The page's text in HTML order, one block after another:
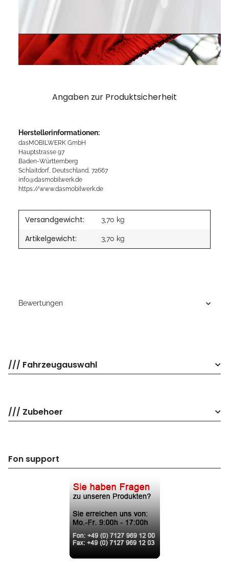
Angaben zur Produktsicherheit
Herstellerinformationen:
dasMOBILWERK GmbH
Hauptstrasse 97
Baden-Württemberg
Schlaitdorf, Deutschland, 72667
info@dasmobilwerk.de
https://www.dasmobilwerk.de
Versandgewicht: 3,70 kg
Artikelgewicht: 3,70 kg
Bewertungen
/// Fahrzeugauswahl
/// Zubehoer
Fon support